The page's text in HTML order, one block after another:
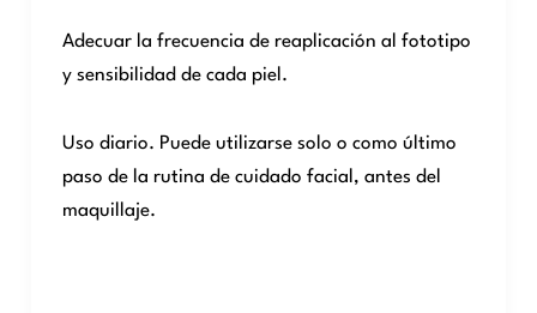
Adecuar la frecuencia de reaplicación al fototipo
y sensibilidad de cada piel.
Uso diario. Puede utilizarse solo o como último
paso de la rutina de cuidado facial, antes del
maquillaje.